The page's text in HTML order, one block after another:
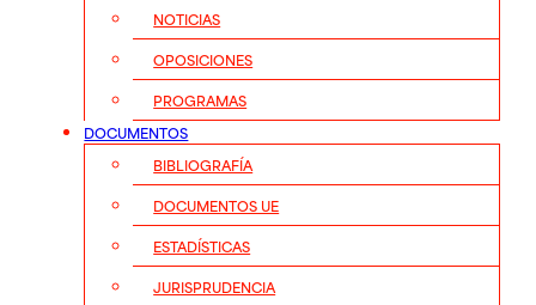
NOTICIAS
OPOSICIONES
PROGRAMAS
DOCUMENTOS
BIBLIOGRAFÍA
DOCUMENTOS UE
ESTADÍSTICAS
JURISPRUDENCIA